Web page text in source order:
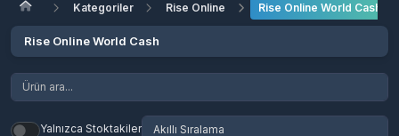
Kategoriler Rise Online Rise Online World Cash
Rise Online World Cash
Yalnızca Stoktakiler